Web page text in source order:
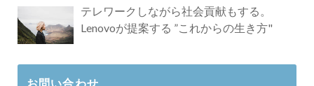
テレワークしながら社会貢献もする。
Lenovoが提案する ”これからの生き方"
お問い合わせ